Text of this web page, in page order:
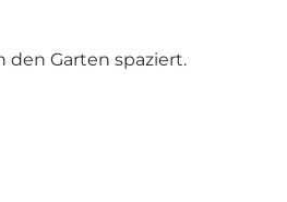
den Garten spaziert.